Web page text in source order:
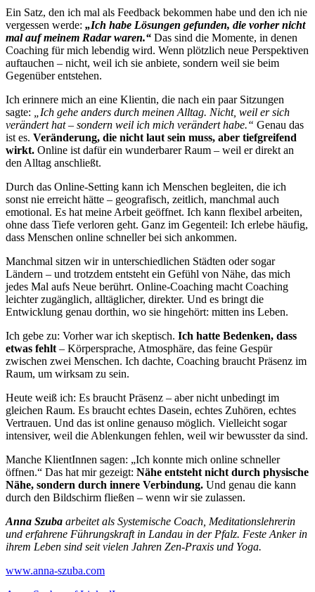
Ein Satz, den ich mal als Feedback bekommen habe und den ich nie
vergessen werde: „Ich habe Lösungen gefunden, die vorher nicht
mal auf meinem Radar waren.“ Das sind die Momente, in denen
Coaching für mich lebendig wird. Wenn plötzlich neue Perspektiven
auftauchen – nicht, weil ich sie anbiete, sondern weil sie beim
Gegenüber entstehen.
Ich erinnere mich an eine Klientin, die nach ein paar Sitzungen
sagte:
„Ich gehe anders durch meinen Alltag. Nicht, weil er sich
verändert hat – sondern weil ich mich verändert habe.“ Genau das
ist es. Veränderung, die nicht laut sein muss, aber tiefgreifend
wirkt. Online ist dafür ein wunderbarer Raum – weil er direkt an
den Alltag anschließt.
Durch das Online-Setting kann ich Menschen begleiten, die ich
sonst nie erreicht hätte – geografisch, zeitlich, manchmal auch
emotional. Es hat meine Arbeit geöffnet. Ich kann flexibel arbeiten,
ohne dass Tiefe verloren geht. Ganz im Gegenteil: Ich erlebe häufig,
dass Menschen online schneller bei sich ankommen.
Manchmal sitzen wir in unterschiedlichen Städten oder sogar
Ländern – und trotzdem entsteht ein Gefühl von Nähe, das mich
jedes Mal aufs Neue berührt. Online-Coaching macht Coaching
leichter zugänglich, alltäglicher, direkter. Und es bringt die
Entwicklung genau dorthin, wo sie hingehört: mitten ins Leben.
Ich gebe zu: Vorher war ich skeptisch. Ich hatte Bedenken, dass
etwas fehlt – Körpersprache, Atmosphäre, das feine Gespür
zwischen zwei Menschen. Ich dachte, Coaching braucht Präsenz im
Raum, um wirksam zu sein.
Heute weiß ich: Es braucht Präsenz – aber nicht unbedingt im
gleichen Raum. Es braucht echtes Dasein, echtes Zuhören, echtes
Vertrauen. Und das ist online genauso möglich. Vielleicht sogar
intensiver, weil die Ablenkungen fehlen, weil wir bewusster da sind.
Manche KlientInnen sagen: „Ich konnte mich online schneller
öffnen.“ Das hat mir gezeigt: Nähe entsteht nicht durch physische
Nähe, sondern durch innere Verbindung. Und genau die kann
durch den Bildschirm fließen – wenn wir sie zulassen.
Anna Szuba arbeitet als Systemische Coach, Meditationslehrerin
und erfahrene Führungskraft in Landau in der Pfalz. Feste Anker in
ihrem Leben sind seit vielen Jahren Zen-Praxis und Yoga.
www.anna-szuba.com